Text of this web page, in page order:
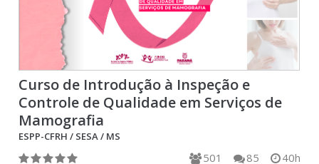
Curso de Introdução à Inspeção e
Controle de Qualidade em Serviços de
Mamografia
ESPP-CFRH / SESA / MS
40h
85
501